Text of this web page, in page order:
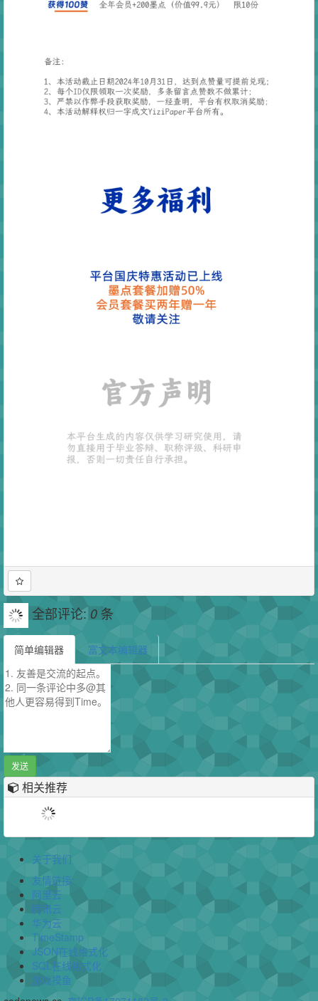
全部评论: 0 条
简单编辑器 富文本编辑器
发送
相关推荐
关于我们
友情链接:
阿里云
腾讯云
华为云
TimeStamp
JSON在线格式化
SQL在线格式化
游戏摸鱼